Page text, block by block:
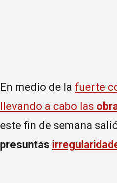
En medio de la fuerte
llevando a cabo las
este fin de semana
presuntas